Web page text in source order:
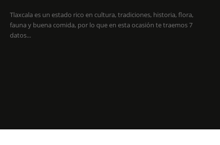
Tlaxcala es un estado rico en cultura, tradiciones, historia, flora,
fauna y buena comida, por lo que en esta ocasión te traemos 7
datos...